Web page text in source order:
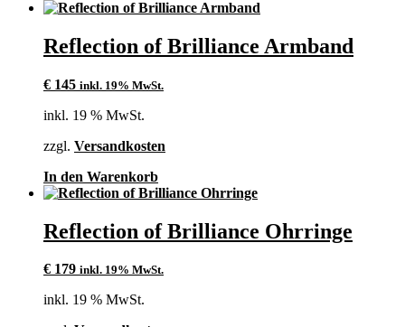
Reflection of Brilliance Armband
€ 145 inkl. 19% MwSt.
inkl. 19 % MwSt.
zzgl. Versandkosten
In den Warenkorb
Reflection of Brilliance Ohrringe
€ 179 inkl. 19% MwSt.
inkl. 19 % MwSt.